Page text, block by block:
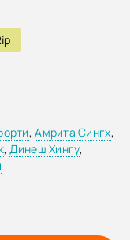
,Амрита Сингх,
,Динеш Хингу,